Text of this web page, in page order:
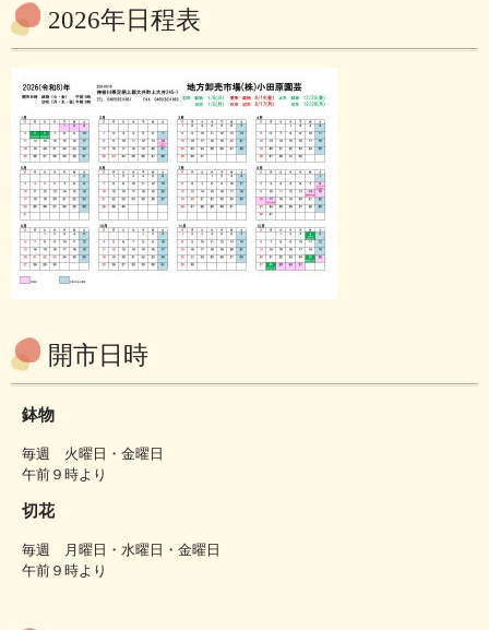
2026年日程表
開市日時
鉢物
毎週 火曜日・金曜日
午前９時より
切花
毎週 月曜日・水曜日・金曜日
午前９時より